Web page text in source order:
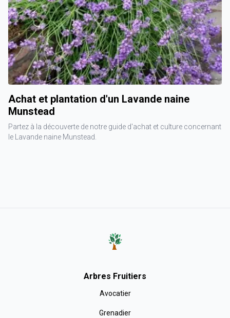
Achat et plantation d'un Lavande naine
Munstead
Partez à la découverte de notre guide d'achat et culture concernant
le Lavande naine Munstead.
Arbres Fruitiers
Avocatier
Grenadier